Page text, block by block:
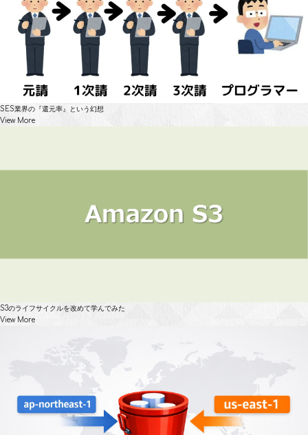
SES業界の『還元率』という幻想
View More
S3のライフサイクルを改めて学んでみた
View More